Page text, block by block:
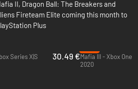
II, Dragon Ball: The Breakers and
Fireteam Elite coming this month to
Plus
Series X|S
30.49 €Mafia III - Xbox One
2020